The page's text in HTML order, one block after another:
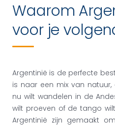
Waarom
voor je
Argentinië is de perfecte
is naar een mix van
nu wilt wandelen in de
wilt proeven of de tango
Argentinië zijn gemaakt